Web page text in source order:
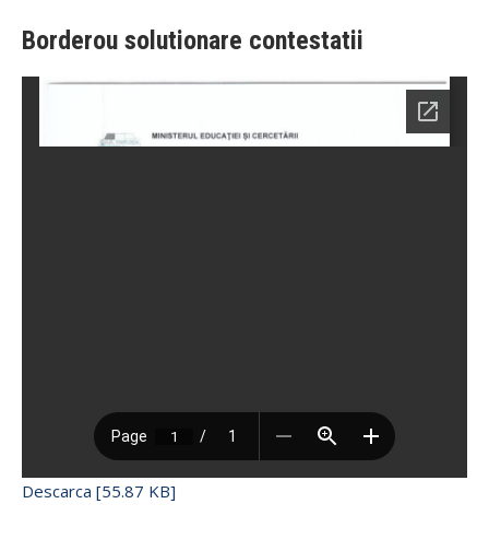
Borderou solutionare contestatii
Descarca [55.87 KB]